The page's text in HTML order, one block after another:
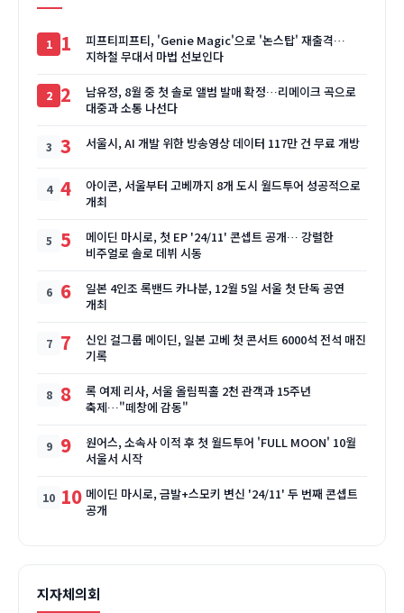
1
피프티피프티, 'Genie Magic'으로 '논스탑' 재출격…
지하철 무대서 마법 선보인다
2
남유정, 8월 중 첫 솔로 앨범 발매 확정…리메이크 곡으로
대중과 소통 나선다
3 서울시, AI 개발 위한 방송영상 데이터 117만 건 무료 개방
4
아이콘, 서울부터 고베까지 8개 도시 월드투어 성공적으로
개최
5
메이딘 마시로, 첫 EP '24/11' 콘셉트 공개… 강렬한
비주얼로 솔로 데뷔 시동
6
일본 4인조 록밴드 카나분, 12월 5일 서울 첫 단독 공연
개최
7
신인 걸그룹 메이딘, 일본 고베 첫 콘서트 6000석 전석 매진
기록
8
록 여제 리사, 서울 올림픽홀 2천 관객과 15주년
축제…"떼창에 감동"
9
원어스, 소속사 이적 후 첫 월드투어 'FULL MOON' 10월
서울서 시작
10 메이딘 마시로, 금발+스모키 변신 '24/11' 두 번째 콘셉트
공개
지자체의회